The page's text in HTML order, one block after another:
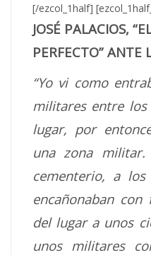
[/ezcol_1half]
JOSÉ PALACIOS,
PERFECTO” ANTE
“Yo vi como
militares entre
lugar, por
una zona
cementerio, a
encañonaban
del lugar a unos
unos militares